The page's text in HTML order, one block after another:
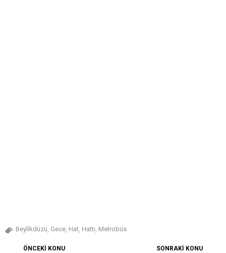
Beyli̇kdüzü, Gece, Hat, Hattı, Metrobüs
ÖNCEKİ KONU SONRAKİ KONU